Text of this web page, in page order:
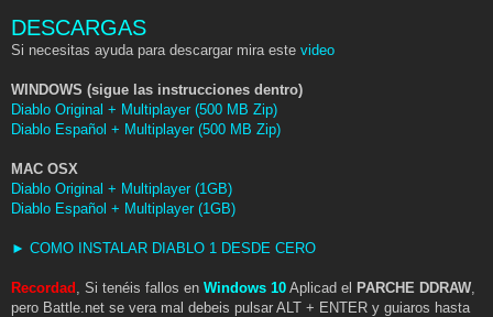
DESCARGAS
Si necesitas ayuda para descargar mira este video
WINDOWS (sigue las instrucciones dentro)
Diablo Original + Multiplayer (500 MB Zip)
Diablo Español + Multiplayer (500 MB Zip)
MAC OSX
Diablo Original + Multiplayer (1GB)
Diablo Español + Multiplayer (1GB)
► COMO INSTALAR DIABLO 1 DESDE CERO
Recordad , Si tenéis fallos en Windows 10 Aplicad el PARCHE DDRAW
pero Battle.net se vera mal debeis pulsar ALT + ENTER y guiaros hasta